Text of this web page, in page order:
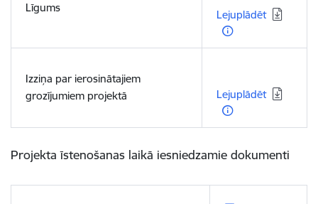
Līgums
Lejuplādēt
Izziņa par ierosinātajiem
grozījumiem projektā
Lejuplādēt
Projekta īstenošanas laikā iesniedzamie dokumenti